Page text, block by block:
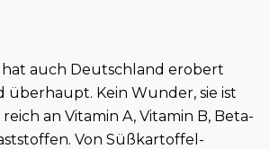
auch Deutschland erobert
überhaupt. Kein Wunder, sie ist
an Vitamin A, Vitamin B, Beta-
Von Süßkartoffel-